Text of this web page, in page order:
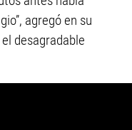
agregó en su
desagradable